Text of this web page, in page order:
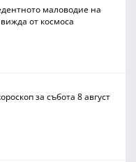
маловодие на
от космоса
за събота 8 август